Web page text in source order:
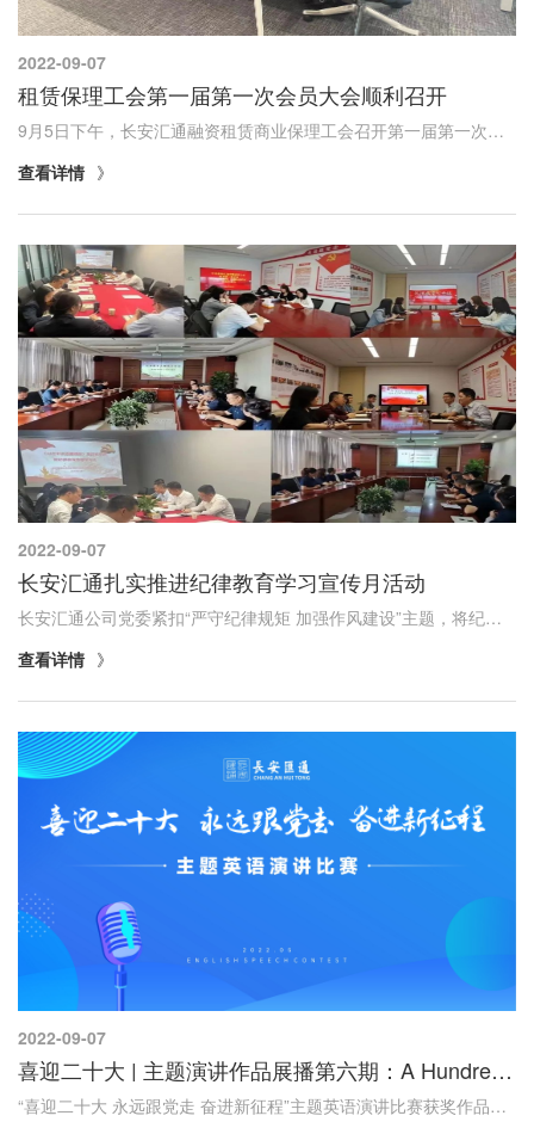
2022-09-07
租赁保理工会第一届第一次会员大会顺利召开
9月5日下午，长安汇通融资租赁商业保理工会召开第一届第一次会员大会。
查看详情
2022-09-07
长安汇通扎实推进纪律教育学习宣传月活动
长安汇通公司党委紧扣“严守纪律规矩 加强作风建设”主题，将纪律教育与公司经营发展相结合、与业务工作相结合、与干事创业相结合，积极部署，创新载体，开展多种形式的纪律教育，确保纪律教育学习宣传月活动取得扎实成效。
查看详情
2022-09-07
喜迎二十大 | 主题演讲作品展播第六期：A Hundred Years of Youth Always Follow the Party 青春百年路，永远跟党走
“喜迎二十大 永远跟党走 奋进新征程”主题英语演讲比赛获奖作品展播专栏。